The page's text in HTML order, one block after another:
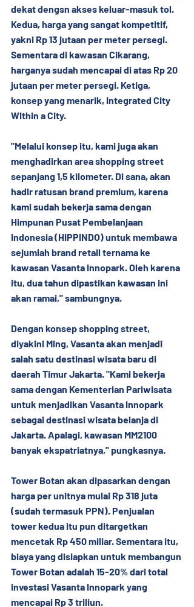
dekat dengsn akses keluar-masuk tol.
Kedua, harga yang sangat kompetitif,
yakni Rp 13 jutaan per meter persegi.
Sementara di kawasan Cikarang,
harganya sudah mencapai di atas Rp 20
jutaan per meter persegi. Ketiga,
konsep yang menarik, Integrated City
Within a City.
"Melalui konsep itu, kami juga akan
menghadirkan area shopping street
sepanjang 1,5 kilometer. Di sana, akan
hadir ratusan brand premium, karena
kami sudah bekerja sama dengan
Himpunan Pusat Pembelanjaan
Indonesia (HIPPINDO) untuk membawa
sejumlah brand retail ternama ke
kawasan Vasanta Innopark. Oleh karena
itu, dua tahun dipastikan kawasan ini
akan ramai," sambungnya.
Dengan konsep shopping street,
diyakini Ming, Vasanta akan menjadi
salah satu destinasi wisata baru di
daerah Timur Jakarta. "Kami bekerja
sama dengan Kementerian Pariwisata
untuk menjadikan Vasanta Innopark
sebagai destinasi wisata belanja di
Jakarta. Apalagi, kawasan MM2100
banyak ekspatriatnya," pungkasnya.
Tower Botan akan dipasarkan dengan
harga per unitnya mulai Rp 318 juta
(sudah termasuk PPN). Penjualan
tower kedua itu pun ditargetkan
mencetak Rp 450 miliar. Sementara itu,
biaya yang disiapkan untuk membangun
Tower Botan adalah 15-20% dari total
investasi Vasanta Innopark yang
mencapai Rp 3 triliun.